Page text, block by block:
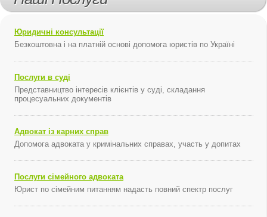
Юридичні консультації
Безкоштовна і на платній основі допомога юристів по Україні
Послуги в суді
Представництво інтересів клієнтів у суді, складання
процесуальних документів
Адвокат із карних справ
Допомога адвоката у кримінальних справах, участь у допитах
Послуги сімейного адвоката
Юрист по сімейним питанням надасть повний спектр послуг